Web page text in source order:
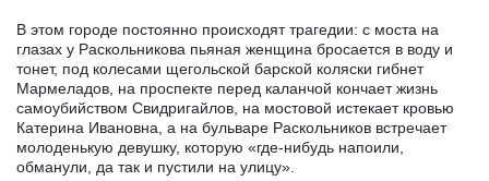
В этом городе постоянно происходят трагедии: с моста на
глазах у Раскольникова пьяная женщина бросается в воду и
тонет, под колесами щегольской барской коляски гибнет
Мармеладов, на проспекте перед каланчой кончает жизнь
самоубийством Свидригайлов, на мостовой истекает кровью
Катерина Ивановна, а на бульваре Раскольников встречает
молоденькую девушку, которую «где-нибудь напоили,
обманули, да так и пустили на улицу».